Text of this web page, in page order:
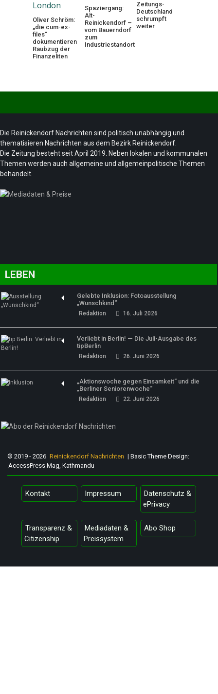
Oliver Schröm:
„die cum-ex-
files“
dokumentieren
Raubzug der
Finanzeliten
Spaziergang:
Alt-
Reinickendorf –
vom Bauerndorf
zum
Industriestandort
Zeitungs-
Deutschland
schrumpft
weiter
Die Reinickendorf Nachrichten sind politisch unabhängig und
thematisieren Nachrichten aus dem Bezirk Reinickendorf.
Die Zeitung besteht seit April 2019. Neben lokalen und kommunalen
Themen werden auch allgemeine und allgemeinpolitische Themen
behandelt.
LEBEN
Gelebte Inklusion: Fotoausstellung
„Wunschkind“
Redaktion 16. Juli 2026
Verliebt in Berlin! — Die Juli-Ausgabe des
tipBerlin
Redaktion 26. Juni 2026
„Aktionswoche gegen Einsamkeit“ und die
„Berliner Seniorenwoche“
Redaktion 22. Juni 2026
© 2019 - 2026 Reinickendorf Nachrichten | Basic Theme Design:
AccessPress Mag, Kathmandu
Kontakt Impressum
Datenschutz &
ePrivacy
Transparenz &
Citizenship
Mediadaten &
Preissystem
Abo Shop